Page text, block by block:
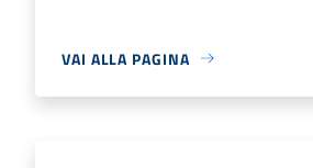
VAI ALLA PAGINA